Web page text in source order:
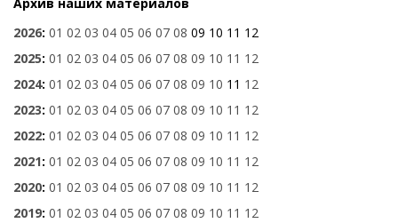
2026: 01 02 03 04 05 06 07 08 09 10 11 12
2025: 01 02 03 04 05 06 07 08 09 10 11 12
2024: 01 02 03 04 05 06 07 08 09 10 11 12
2023: 01 02 03 04 05 06 07 08 09 10 11 12
2022: 01 02 03 04 05 06 07 08 09 10 11 12
2021: 01 02 03 04 05 06 07 08 09 10 11 12
2020: 01 02 03 04 05 06 07 08 09 10 11 12
2019: 01 02 03 04 05 06 07 08 09 10 11 12